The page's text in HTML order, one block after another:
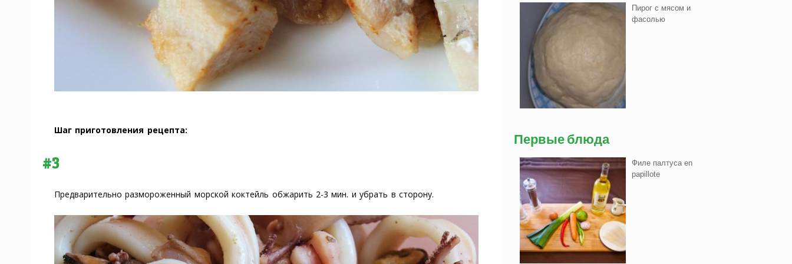
Шаг приготовления рецепта:
#3
Предварительно размороженный морской коктейль обжарить 2-3 мин. и убрать в сторону.
Пирог с мясом и
фасолью
Первые блюда
Филе палтуса en
papillote